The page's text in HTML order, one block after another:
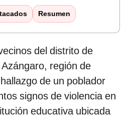
Resumen
del distrito de
región de
de un poblador
signos de violencia en
educativa ubicada